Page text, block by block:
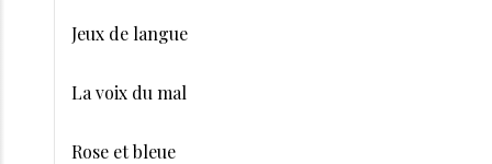
Jeux de langue
La voix du mal
Rose et bleue